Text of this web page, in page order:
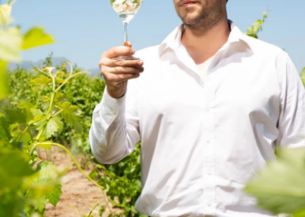
Weißwein
0.75l
Stellenrust Wine Estate, PO Box 26 7605 Koelenhof
Trocken
6009824740134
161204